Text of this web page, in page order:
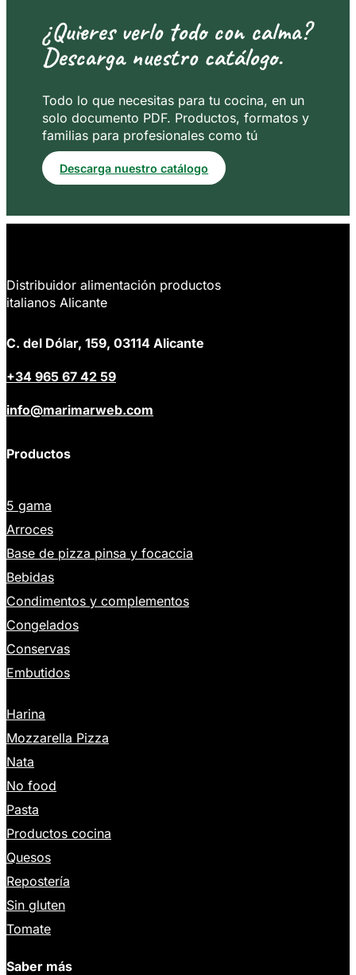
¿Quieres verlo todo con calma?
Descarga nuestro catálogo.
Todo lo que necesitas para tu cocina, en un
solo documento PDF. Productos, formatos y
familias para profesionales como tú
Descarga nuestro catálogo
Distribuidor alimentación productos
italianos Alicante
C. del Dólar, 159, 03114 Alicante
+34 965 67 42 59
info@marimarweb.com
Productos
5 gama
Arroces
Base de pizza pinsa y focaccia
Bebidas
Condimentos y complementos
Congelados
Conservas
Embutidos
Harina
Mozzarella Pizza
Nata
No food
Pasta
Productos cocina
Quesos
Repostería
Sin gluten
Tomate
Saber más